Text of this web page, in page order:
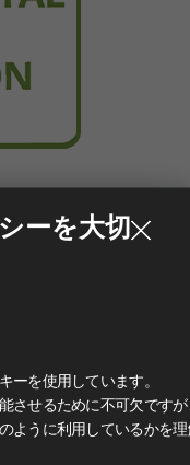
ーを大切
ーを使用しています。
させるために不可欠です
ように利用しているかを